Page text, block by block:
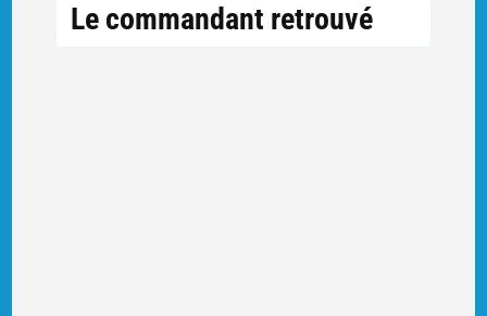
Le commandant retrouvé